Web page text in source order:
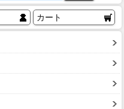
カート